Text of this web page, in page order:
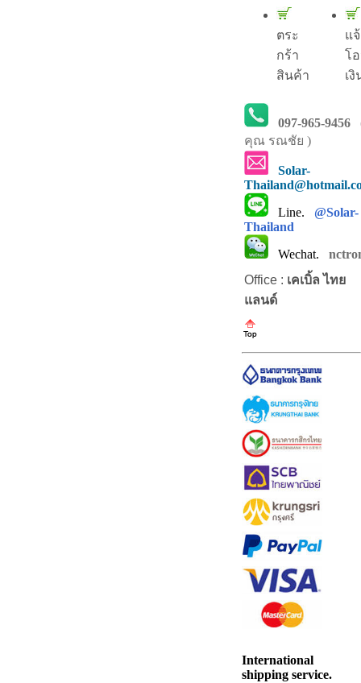
ตระ
กร้า
สินค้า
แ
โ
เงิ
097-965-9456
คุณ รณชัย )
Solar-
Line. @Solar-
Thailand
Wechat.
Office : เคเบิ้ล ไทย
แลนด์
International
shipping service.